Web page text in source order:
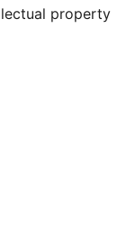
property